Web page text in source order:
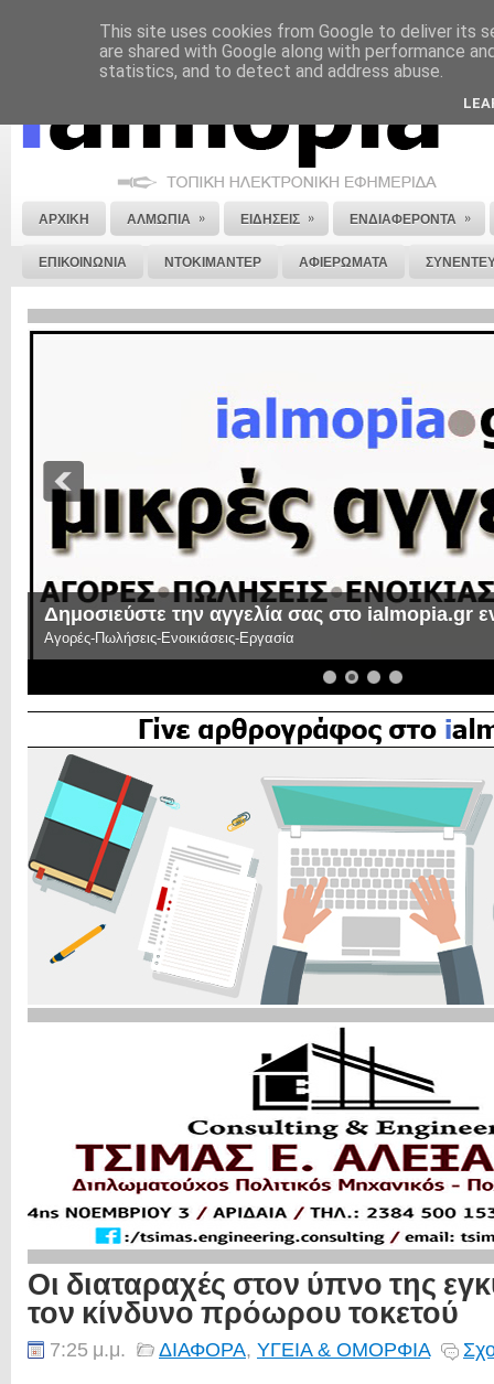
ΝΟΜΙΚΗ ΣΗΜΕΙΩΣΗ ΔΙΑΦΗΜΙΣΗ ΕΠΙΚΟΙΝΩΝΙΑ ΣΤΕΙΛΕ ΜΑΣ
ΑΡΧΙΚΗ ΑΛΜΩΠΙΑ » ΕΙΔΗΣΕΙΣ » ΕΝΔΙΑΦΕΡΟΝΤΑ »
ΕΠΙΚΟΙΝΩΝΙΑ ΝΤΟΚΙΜΑΝΤΕΡ ΑΦΙΕΡΩΜΑΤΑ
Δημοσιεύστε την αγγελία σας στο ialmopia.gr
Αγορές-Πωλήσεις-Ενοικιάσεις-Εργασία
Οι διαταραχές στον ύπνο της
τον κίνδυνο πρόωρου τοκετού
7:25 μ.μ. ΔΙΑΦΟΡΑ, ΥΓΕΙΑ & ΟΜΟΡΦΙΑ
This site uses cookies from Google to deliver its
are shared with Google along with performance
statistics, and to detect and address abuse.